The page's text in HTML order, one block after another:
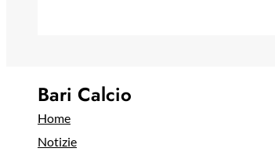
Bari Calcio
Home
Notizie